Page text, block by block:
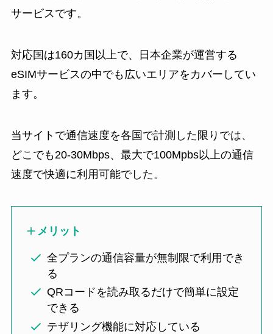
サービスです。
対応国は160カ国以上で、日本企業が運営する
eSIMサービスの中でも広いエリアをカバーしてい
ます。
当サイトで通信速度を各国で計測した限りでは、
どこでも20-30Mbps、最大で100Mpbs以上の通信
速度で快適に利用可能でした。
メリット
全プランの通信容量が無制限で利用でき
る
QRコードを読み取るだけで簡単に設定
できる
テザリング機能に対応している